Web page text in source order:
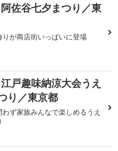
佐谷七夕まつり／東
りが商店街いっぱいに登場
戸趣味納涼大会うえ
り／東京都
ず家族みんなで楽しめるうえ